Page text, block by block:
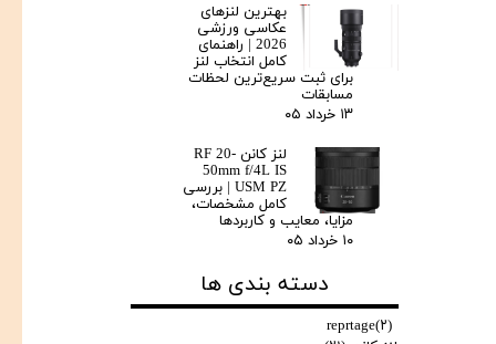
بهترین لنزهای
عکاسی ورزشی
2026 | راهنمای
کامل انتخاب لنز
برای ثبت سریع‌ترین لحظات
مسابقات
۱۳ خرداد ۰۵
لنز کانن RF 20-
50mm f/4L IS
USM PZ | بررسی
کامل مشخصات،
مزایا، معایب و کاربردها
۱۰ خرداد ۰۵
دسته بندی ها
reprtage(۲)